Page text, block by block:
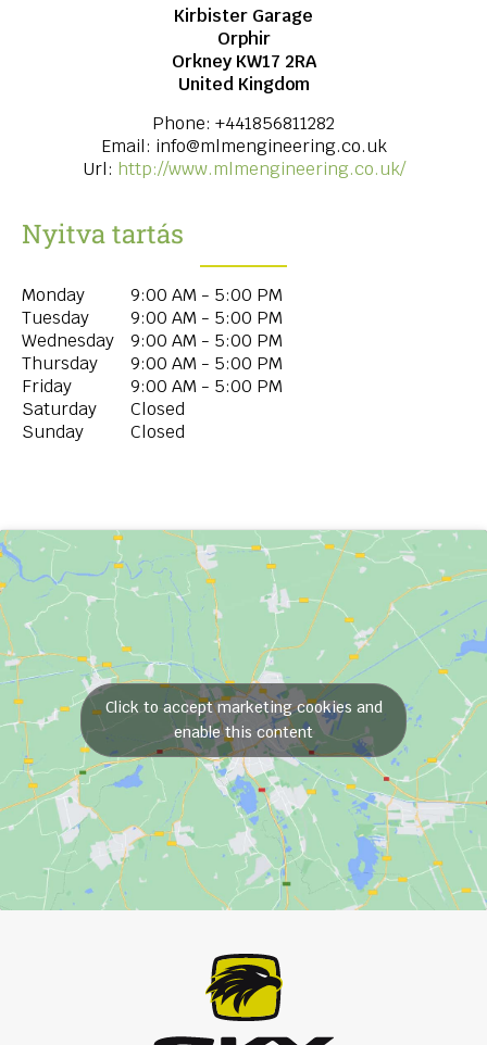
Kirbister Garage
Orphir
Orkney KW17 2RA
United Kingdom
Phone: +441856811282
Email: info@mlmengineering.co.uk
Url: http://www.mlmengineering.co.uk/
Nyitva tartás
Monday
9:00 AM - 5:00 PM
Tuesday
9:00 AM - 5:00 PM
Wednesday
9:00 AM - 5:00 PM
Thursday
9:00 AM - 5:00 PM
Friday
9:00 AM - 5:00 PM
Saturday
Closed
Sunday
Closed
Click to accept marketing cookies and
enable this content